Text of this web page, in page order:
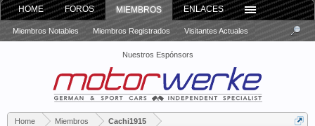
Nuestros Espónsors
Home Miembros Cachi1915
HOME FOROS MIEMBROS
Miembros Notables Miembros Registrados Visitantes Actuales
ENLACES